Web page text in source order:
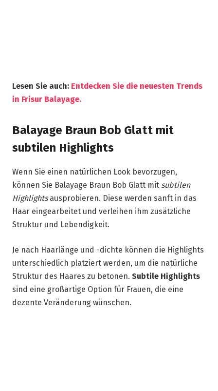
Lesen Sie auch: Entdecken Sie die neuesten Trends
in Frisur Balayage.
Balayage Braun Bob Glatt mit
subtilen Highlights
Wenn Sie einen natürlichen Look bevorzugen,
können Sie Balayage Braun Bob Glatt mit subtilen
Highlightsausprobieren. Diese werden sanft in das
Haar eingearbeitet und verleihen ihm zusätzliche
Struktur und Lebendigkeit.
Je nach Haarlänge und -dichte können die Highlights
unterschiedlich platziert werden, um die natürliche
Struktur des Haares zu betonen. Subtile Highlights
sind eine großartige Option für Frauen, die eine
dezente Veränderung wünschen.